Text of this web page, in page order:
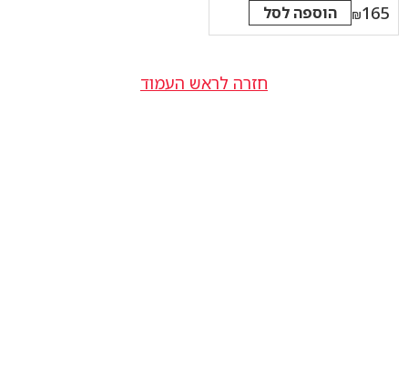
165
₪ הוספה לסל
חזרה לראש העמוד